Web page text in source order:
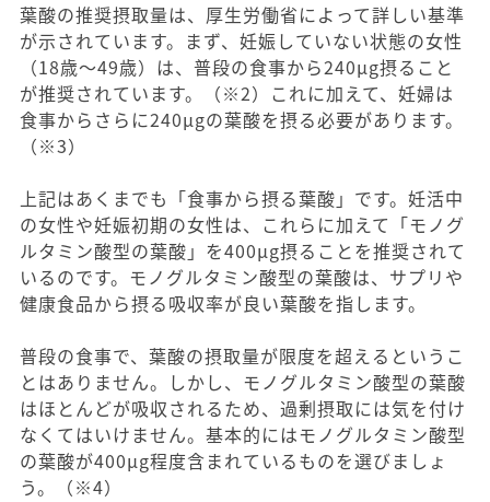
葉酸の推奨摂取量は、厚生労働省によって詳しい基準
が示されています。まず、妊娠していない状態の女性
（18歳〜49歳）は、普段の食事から240μg摂ること
が推奨されています。（※2）これに加えて、妊婦は
食事からさらに240μgの葉酸を摂る必要があります。
（※3）
上記はあくまでも「食事から摂る葉酸」です。妊活中
の女性や妊娠初期の女性は、これらに加えて「モノグ
ルタミン酸型の葉酸」を400μg摂ることを推奨されて
いるのです。モノグルタミン酸型の葉酸は、サプリや
健康食品から摂る吸収率が良い葉酸を指します。
普段の食事で、葉酸の摂取量が限度を超えるというこ
とはありません。しかし、モノグルタミン酸型の葉酸
はほとんどが吸収されるため、過剰摂取には気を付け
なくてはいけません。基本的にはモノグルタミン酸型
の葉酸が400μg程度含まれているものを選びましょ
う。（※4）